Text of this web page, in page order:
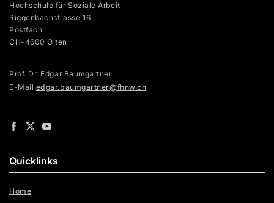
Hochschule für Soziale Arbeit
Riggenbachstrasse 16
Postfach
CH-4600 Olten
Prof. Dr. Edgar Baumgartner
E-Mail edgar.baumgartner@fhnw.ch
Quicklinks
Home